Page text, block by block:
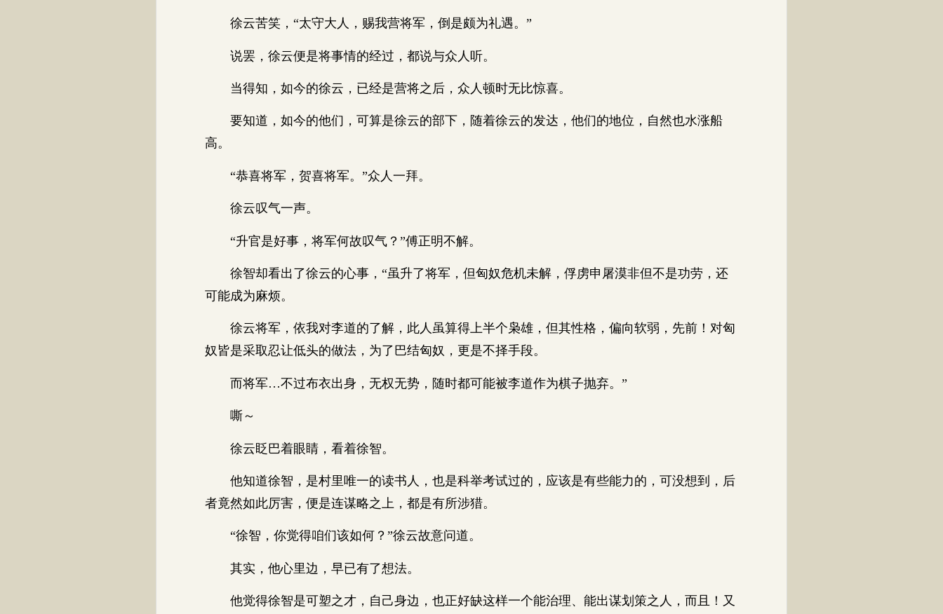
徐云苦笑，“太守大人，赐我营将军，倒是颇为礼遇。”
说罢，徐云便是将事情的经过，都说与众人听。
当得知，如今的徐云，已经是营将之后，众人顿时无比惊喜。
要知道，如今的他们，可算是徐云的部下，随着徐云的发达，他们的地位，自然也水涨船
高。
“恭喜将军，贺喜将军。”众人一拜。
徐云叹气一声。
“升官是好事，将军何故叹气？”傅正明不解。
徐智却看出了徐云的心事，“虽升了将军，但匈奴危机未解，俘虏申屠漠非但不是功劳，还
可能成为麻烦。
徐云将军，依我对李道的了解，此人虽算得上半个枭雄，但其性格，偏向软弱，先前！对匈
奴皆是采取忍让低头的做法，为了巴结匈奴，更是不择手段。
而将军…不过布衣出身，无权无势，随时都可能被李道作为棋子抛弃。”
嘶～
徐云眨巴着眼睛，看着徐智。
他知道徐智，是村里唯一的读书人，也是科举考试过的，应该是有些能力的，可没想到，后
者竟然如此厉害，便是连谋略之上，都是有所涉猎。
“徐智，你觉得咱们该如何？”徐云故意问道。
其实，他心里边，早已有了想法。
他觉得徐智是可塑之才，自己身边，也正好缺这样一个能治理、能出谋划策之人，而且！又